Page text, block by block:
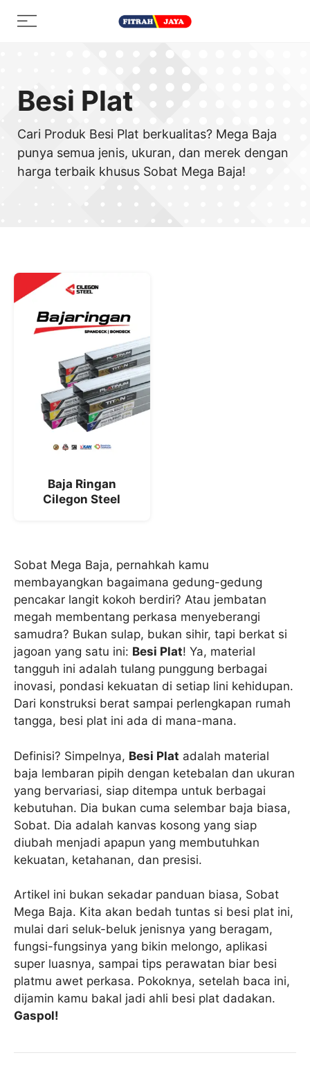
Menu
Besi Plat
Cari Produk Besi Plat berkualitas? Mega Baja
punya semua jenis, ukuran, dan merek dengan
harga terbaik khusus Sobat Mega Baja!
Baja Ringan
Cilegon Steel
Sobat Mega Baja, pernahkah kamu
membayangkan bagaimana gedung-gedung
pencakar langit kokoh berdiri? Atau jembatan
megah membentang perkasa menyeberangi
samudra? Bukan sulap, bukan sihir, tapi berkat si
jagoan yang satu ini: Besi Plat! Ya, material
tangguh ini adalah tulang punggung berbagai
inovasi, pondasi kekuatan di setiap lini kehidupan.
Dari konstruksi berat sampai perlengkapan rumah
tangga, besi plat ini ada di mana-mana.
Definisi? Simpelnya, Besi Plat adalah material
baja lembaran pipih dengan ketebalan dan ukuran
yang bervariasi, siap ditempa untuk berbagai
kebutuhan. Dia bukan cuma selembar baja biasa,
Sobat. Dia adalah kanvas kosong yang siap
diubah menjadi apapun yang membutuhkan
kekuatan, ketahanan, dan presisi.
Artikel ini bukan sekadar panduan biasa, Sobat
Mega Baja. Kita akan bedah tuntas si besi plat ini,
mulai dari seluk-beluk jenisnya yang beragam,
fungsi-fungsinya yang bikin melongo, aplikasi
super luasnya, sampai tips perawatan biar besi
platmu awet perkasa. Pokoknya, setelah baca ini,
dijamin kamu bakal jadi ahli besi plat dadakan.
Gaspol!